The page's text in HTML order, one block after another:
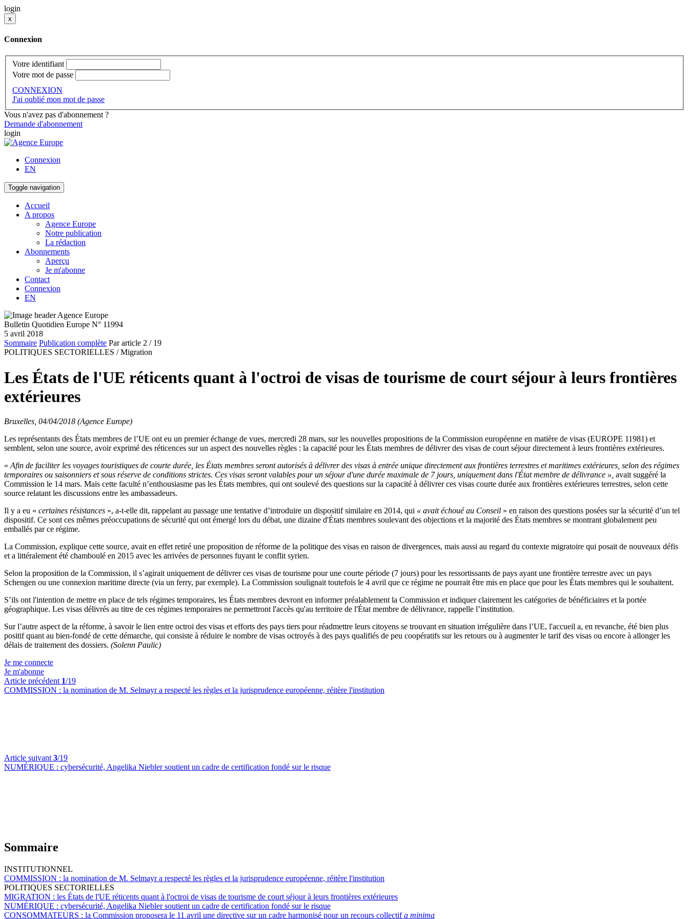
login
x
Connexion
Votre identifiant
Votre mot de passe
CONNEXION
J'ai oublié mon mot de passe
Vous n'avez pas d'abonnement ?
Demande d'abonnement
login
Connexion
EN
Toggle navigation
Accueil
A propos
Agence Europe
Notre publication
La rédaction
Abonnements
Aperçu
Je m'abonne
Contact
Connexion
EN
Bulletin Quotidien Europe N° 11994
5 avril 2018
Sommaire Publication complète Par article 2 / 19
POLITIQUES SECTORIELLES / Migration
Les États de l'UE réticents quant à l'octroi de visas de tourisme de court séjour à leurs frontières
extérieures
Bruxelles, 04/04/2018 (Agence Europe)
Les représentants des États membres de l’UE ont eu un premier échange de vues, mercredi 28 mars, sur les nouvelles propositions de la Commission européenne en matière de visas (EUROPE 11981) et
semblent, selon une source, avoir exprimé des réticences sur un aspect des nouvelles règles : la capacité pour les États membres de délivrer des visas de court séjour directement à leurs frontières extérieures.
« Afin de faciliter les voyages touristiques de courte durée, les États membres seront autorisés à délivrer des visas à entrée unique directement aux frontières terrestres et maritimes extérieures, selon des régimes
temporaires ou saisonniers et sous réserve de conditions strictes. Ces visas seront valables pour un séjour d'une durée maximale de 7 jours, uniquement dans l'État membre de délivrance », avait suggéré la
Commission le 14 mars. Mais cette faculté n’enthousiasme pas les États membres, qui ont soulevé des questions sur la capacité à délivrer ces visas courte durée aux frontières extérieures terrestres, selon cette
source relatant les discussions entre les ambassadeurs.
Il y a eu « certaines résistances », a-t-elle dit, rappelant au passage une tentative d’introduire un dispositif similaire en 2014, qui « avait échoué au Conseil » en raison des questions posées sur la sécurité d’un tel
dispositif. Ce sont ces mêmes préoccupations de sécurité qui ont émergé lors du débat, une dizaine d'États membres soulevant des objections et la majorité des États membres se montrant globalement peu
emballés par ce régime.
La Commission, explique cette source, avait en effet retiré une proposition de réforme de la politique des visas en raison de divergences, mais aussi au regard du contexte migratoire qui posait de nouveaux défis
et a littéralement été chamboulé en 2015 avec les arrivées de personnes fuyant le conflit syrien.
Selon la proposition de la Commission, il s’agirait uniquement de délivrer ces visas de tourisme pour une courte période (7 jours) pour les ressortissants de pays ayant une frontière terrestre avec un pays
Schengen ou une connexion maritime directe (via un ferry, par exemple). La Commission soulignait toutefois le 4 avril que ce régime ne pourrait être mis en place que pour les États membres qui le souhaitent.
S’ils ont l'intention de mettre en place de tels régimes temporaires, les États membres devront en informer préalablement la Commission et indiquer clairement les catégories de bénéficiaires et la portée
géographique. Les visas délivrés au titre de ces régimes temporaires ne permettront l'accès qu'au territoire de l'État membre de délivrance, rappelle l’institution.
Sur l’autre aspect de la réforme, à savoir le lien entre octroi des visas et efforts des pays tiers pour réadmettre leurs citoyens se trouvant en situation irrégulière dans l’UE, l'accueil a, en revanche, été bien plus
positif quant au bien-fondé de cette démarche, qui consiste à réduire le nombre de visas octroyés à des pays qualifiés de peu coopératifs sur les retours ou à augmenter le tarif des visas ou encore à allonger les
délais de traitement des dossiers. (Solenn Paulic)
Je me connecte
Je m'abonne
Article précédent 1/19
COMMISSION : la nomination de M. Selmayr a respecté les règles et la jurisprudence européenne, réitère l'institution
Article suivant 3/19
NUMÉRIQUE : cybersécurité, Angelika Niebler soutient un cadre de certification fondé sur le risque
Sommaire
INSTITUTIONNEL
COMMISSION : la nomination de M. Selmayr a respecté les règles et la jurisprudence européenne, réitère l'institution
POLITIQUES SECTORIELLES
MIGRATION : les États de l'UE réticents quant à l'octroi de visas de tourisme de court séjour à leurs frontières extérieures
NUMÉRIQUE : cybersécurité, Angelika Niebler soutient un cadre de certification fondé sur le risque
CONSOMMATEURS : la Commission proposera le 11 avril une directive sur un cadre harmonisé pour un recours collectifa minima